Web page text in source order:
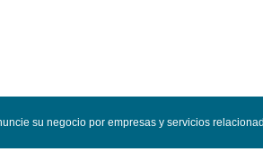
su negocio por empresas y servicios